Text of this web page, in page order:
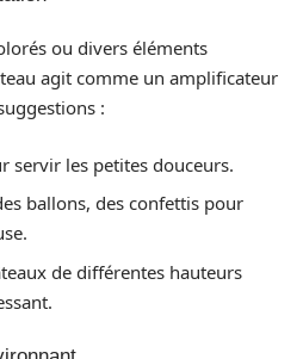
ou divers éléments
agit comme un amplificateur
:
servir les petites douceurs.
ballons, des confettis pour
de différentes hauteurs